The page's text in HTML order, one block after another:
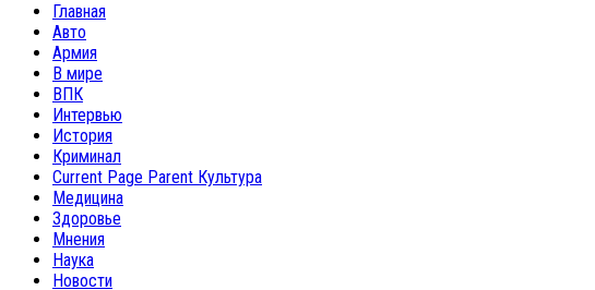
Главная
Авто
Армия
В мире
ВПК
Интервью
История
Криминал
Current Page Parent Культура
Медицина
Здоровье
Мнения
Наука
Новости